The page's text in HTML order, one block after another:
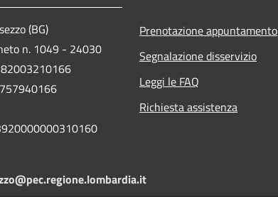
(BG)
n. 1049 - 24030
82003210166
Prenotazione appuntamento
Segnalazione disservizio
Leggi le FAQ
Richiesta assistenza